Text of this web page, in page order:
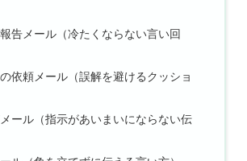
報告メール（冷たくならない言い回
依頼メール（誤解を避けるクッショ
ール（指示があいまいにならない伝